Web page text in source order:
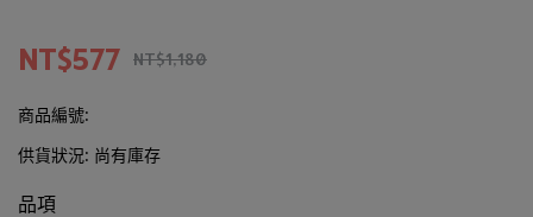
NT$577 NT$1,180
商品編號:
供貨狀況: 尚有庫存
品項